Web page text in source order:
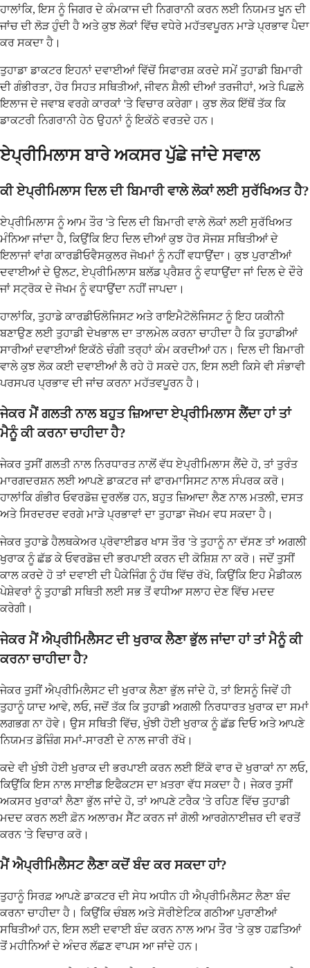
ਹਾਲਾਂਕਿ, ਇਸ ਨੂੰ ਜਿਗਰ ਦੇ ਕੰਮਕਾਜ ਦੀ ਨਿਗਰਾਨੀ ਕਰਨ ਲਈ ਨਿਯਮਤ ਖੂਨ ਦੀ
ਜਾਂਚ ਦੀ ਲੋੜ ਹੁੰਦੀ ਹੈ ਅਤੇ ਕੁਝ ਲੋਕਾਂ ਵਿੱਚ ਵਧੇਰੇ ਮਹੱਤਵਪੂਰਨ ਮਾੜੇ ਪ੍ਰਭਾਵ ਪੈਦਾ
ਕਰ ਸਕਦਾ ਹੈ।
ਤੁਹਾਡਾ ਡਾਕਟਰ ਇਹਨਾਂ ਦਵਾਈਆਂ ਵਿੱਚੋਂ ਸਿਫਾਰਸ਼ ਕਰਦੇ ਸਮੇਂ ਤੁਹਾਡੀ ਬਿਮਾਰੀ
ਦੀ ਗੰਭੀਰਤਾ, ਹੋਰ ਸਿਹਤ ਸਥਿਤੀਆਂ, ਜੀਵਨ ਸ਼ੈਲੀ ਦੀਆਂ ਤਰਜੀਹਾਂ, ਅਤੇ ਪਿਛਲੇ
ਇਲਾਜ ਦੇ ਜਵਾਬ ਵਰਗੇ ਕਾਰਕਾਂ 'ਤੇ ਵਿਚਾਰ ਕਰੇਗਾ। ਕੁਝ ਲੋਕ ਇੱਥੋਂ ਤੱਕ ਕਿ
ਡਾਕਟਰੀ ਨਿਗਰਾਨੀ ਹੇਠ ਉਹਨਾਂ ਨੂੰ ਇਕੱਠੇ ਵਰਤਦੇ ਹਨ।
ਏਪ੍ਰੀਮਿਲਾਸ ਬਾਰੇ ਅਕਸਰ ਪੁੱਛੇ ਜਾਂਦੇ ਸਵਾਲ
ਕੀ ਏਪ੍ਰੀਮਿਲਾਸ ਦਿਲ ਦੀ ਬਿਮਾਰੀ ਵਾਲੇ ਲੋਕਾਂ ਲਈ ਸੁਰੱਖਿਅਤ ਹੈ?
ਏਪ੍ਰੀਮਿਲਾਸ ਨੂੰ ਆਮ ਤੌਰ 'ਤੇ ਦਿਲ ਦੀ ਬਿਮਾਰੀ ਵਾਲੇ ਲੋਕਾਂ ਲਈ ਸੁਰੱਖਿਅਤ
ਮੰਨਿਆ ਜਾਂਦਾ ਹੈ, ਕਿਉਂਕਿ ਇਹ ਦਿਲ ਦੀਆਂ ਕੁਝ ਹੋਰ ਸੋਜਸ਼ ਸਥਿਤੀਆਂ ਦੇ
ਇਲਾਜਾਂ ਵਾਂਗ ਕਾਰਡੀਓਵੈਸਕੁਲਰ ਜੋਖਮਾਂ ਨੂੰ ਨਹੀਂ ਵਧਾਉਂਦਾ। ਕੁਝ ਪੁਰਾਣੀਆਂ
ਦਵਾਈਆਂ ਦੇ ਉਲਟ, ਏਪ੍ਰੀਮਿਲਾਸ ਬਲੱਡ ਪ੍ਰੈਸ਼ਰ ਨੂੰ ਵਧਾਉਂਦਾ ਜਾਂ ਦਿਲ ਦੇ ਦੌਰੇ
ਜਾਂ ਸਟ੍ਰੋਕ ਦੇ ਜੋਖਮ ਨੂੰ ਵਧਾਉਂਦਾ ਨਹੀਂ ਜਾਪਦਾ।
ਹਾਲਾਂਕਿ, ਤੁਹਾਡੇ ਕਾਰਡੀਓਲੋਜਿਸਟ ਅਤੇ ਰਾਇਮੈਟੋਲੋਜਿਸਟ ਨੂੰ ਇਹ ਯਕੀਨੀ
ਬਣਾਉਣ ਲਈ ਤੁਹਾਡੀ ਦੇਖਭਾਲ ਦਾ ਤਾਲਮੇਲ ਕਰਨਾ ਚਾਹੀਦਾ ਹੈ ਕਿ ਤੁਹਾਡੀਆਂ
ਸਾਰੀਆਂ ਦਵਾਈਆਂ ਇਕੱਠੇ ਚੰਗੀ ਤਰ੍ਹਾਂ ਕੰਮ ਕਰਦੀਆਂ ਹਨ। ਦਿਲ ਦੀ ਬਿਮਾਰੀ
ਵਾਲੇ ਕੁਝ ਲੋਕ ਕਈ ਦਵਾਈਆਂ ਲੈ ਰਹੇ ਹੋ ਸਕਦੇ ਹਨ, ਇਸ ਲਈ ਕਿਸੇ ਵੀ ਸੰਭਾਵੀ
ਪਰਸਪਰ ਪ੍ਰਭਾਵ ਦੀ ਜਾਂਚ ਕਰਨਾ ਮਹੱਤਵਪੂਰਨ ਹੈ।
ਜੇਕਰ ਮੈਂ ਗਲਤੀ ਨਾਲ ਬਹੁਤ ਜ਼ਿਆਦਾ ਏਪ੍ਰੀਮਿਲਾਸ ਲੈਂਦਾ ਹਾਂ ਤਾਂ
ਮੈਨੂੰ ਕੀ ਕਰਨਾ ਚਾਹੀਦਾ ਹੈ?
ਜੇਕਰ ਤੁਸੀਂ ਗਲਤੀ ਨਾਲ ਨਿਰਧਾਰਤ ਨਾਲੋਂ ਵੱਧ ਏਪ੍ਰੀਮਿਲਾਸ ਲੈਂਦੇ ਹੋ, ਤਾਂ ਤੁਰੰਤ
ਮਾਰਗਦਰਸ਼ਨ ਲਈ ਆਪਣੇ ਡਾਕਟਰ ਜਾਂ ਫਾਰਮਾਸਿਸਟ ਨਾਲ ਸੰਪਰਕ ਕਰੋ।
ਹਾਲਾਂਕਿ ਗੰਭੀਰ ਓਵਰਡੋਜ਼ ਦੁਰਲੱਭ ਹਨ, ਬਹੁਤ ਜ਼ਿਆਦਾ ਲੈਣ ਨਾਲ ਮਤਲੀ, ਦਸਤ
ਅਤੇ ਸਿਰਦਰਦ ਵਰਗੇ ਮਾੜੇ ਪ੍ਰਭਾਵਾਂ ਦਾ ਤੁਹਾਡਾ ਜੋਖਮ ਵਧ ਸਕਦਾ ਹੈ।
ਜੇਕਰ ਤੁਹਾਡੇ ਹੈਲਥਕੇਅਰ ਪ੍ਰੋਵਾਈਡਰ ਖਾਸ ਤੌਰ 'ਤੇ ਤੁਹਾਨੂੰ ਨਾ ਦੱਸਣ ਤਾਂ ਅਗਲੀ
ਖੁਰਾਕ ਨੂੰ ਛੱਡ ਕੇ ਓਵਰਡੋਜ਼ ਦੀ ਭਰਪਾਈ ਕਰਨ ਦੀ ਕੋਸ਼ਿਸ਼ ਨਾ ਕਰੋ। ਜਦੋਂ ਤੁਸੀਂ
ਕਾਲ ਕਰਦੇ ਹੋ ਤਾਂ ਦਵਾਈ ਦੀ ਪੈਕੇਜਿੰਗ ਨੂੰ ਹੱਥ ਵਿੱਚ ਰੱਖੋ, ਕਿਉਂਕਿ ਇਹ ਮੈਡੀਕਲ
ਪੇਸ਼ੇਵਰਾਂ ਨੂੰ ਤੁਹਾਡੀ ਸਥਿਤੀ ਲਈ ਸਭ ਤੋਂ ਵਧੀਆ ਸਲਾਹ ਦੇਣ ਵਿੱਚ ਮਦਦ
ਕਰੇਗੀ।
ਜੇਕਰ ਮੈਂ ਐਪ੍ਰੀਮਿਲੈਸਟ ਦੀ ਖੁਰਾਕ ਲੈਣਾ ਭੁੱਲ ਜਾਂਦਾ ਹਾਂ ਤਾਂ ਮੈਨੂੰ ਕੀ
ਕਰਨਾ ਚਾਹੀਦਾ ਹੈ?
ਜੇਕਰ ਤੁਸੀਂ ਐਪ੍ਰੀਮਿਲੈਸਟ ਦੀ ਖੁਰਾਕ ਲੈਣਾ ਭੁੱਲ ਜਾਂਦੇ ਹੋ, ਤਾਂ ਇਸਨੂੰ ਜਿਵੇਂ ਹੀ
ਤੁਹਾਨੂੰ ਯਾਦ ਆਵੇ, ਲਓ, ਜਦੋਂ ਤੱਕ ਕਿ ਤੁਹਾਡੀ ਅਗਲੀ ਨਿਰਧਾਰਤ ਖੁਰਾਕ ਦਾ ਸਮਾਂ
ਲਗਭਗ ਨਾ ਹੋਵੇ। ਉਸ ਸਥਿਤੀ ਵਿੱਚ, ਖੁੰਝੀ ਹੋਈ ਖੁਰਾਕ ਨੂੰ ਛੱਡ ਦਿਓ ਅਤੇ ਆਪਣੇ
ਨਿਯਮਤ ਡੋਜ਼ਿੰਗ ਸਮਾਂ-ਸਾਰਣੀ ਦੇ ਨਾਲ ਜਾਰੀ ਰੱਖੋ।
ਕਦੇ ਵੀ ਖੁੰਝੀ ਹੋਈ ਖੁਰਾਕ ਦੀ ਭਰਪਾਈ ਕਰਨ ਲਈ ਇੱਕੋ ਵਾਰ ਦੋ ਖੁਰਾਕਾਂ ਨਾ ਲਓ,
ਕਿਉਂਕਿ ਇਸ ਨਾਲ ਸਾਈਡ ਇਫੈਕਟਸ ਦਾ ਖ਼ਤਰਾ ਵੱਧ ਸਕਦਾ ਹੈ। ਜੇਕਰ ਤੁਸੀਂ
ਅਕਸਰ ਖੁਰਾਕਾਂ ਲੈਣਾ ਭੁੱਲ ਜਾਂਦੇ ਹੋ, ਤਾਂ ਆਪਣੇ ਟਰੈਕ 'ਤੇ ਰਹਿਣ ਵਿੱਚ ਤੁਹਾਡੀ
ਮਦਦ ਕਰਨ ਲਈ ਫ਼ੋਨ ਅਲਾਰਮ ਸੈੱਟ ਕਰਨ ਜਾਂ ਗੋਲੀ ਆਰਗੇਨਾਈਜ਼ਰ ਦੀ ਵਰਤੋਂ
ਕਰਨ 'ਤੇ ਵਿਚਾਰ ਕਰੋ।
ਮੈਂ ਐਪ੍ਰੀਮਿਲੈਸਟ ਲੈਣਾ ਕਦੋਂ ਬੰਦ ਕਰ ਸਕਦਾ ਹਾਂ?
ਤੁਹਾਨੂੰ ਸਿਰਫ਼ ਆਪਣੇ ਡਾਕਟਰ ਦੀ ਸੇਧ ਅਧੀਨ ਹੀ ਐਪ੍ਰੀਮਿਲੈਸਟ ਲੈਣਾ ਬੰਦ
ਕਰਨਾ ਚਾਹੀਦਾ ਹੈ। ਕਿਉਂਕਿ ਚੰਬਲ ਅਤੇ ਸੋਰੀਏਟਿਕ ਗਠੀਆ ਪੁਰਾਣੀਆਂ
ਸਥਿਤੀਆਂ ਹਨ, ਇਸ ਲਈ ਦਵਾਈ ਬੰਦ ਕਰਨ ਨਾਲ ਆਮ ਤੌਰ 'ਤੇ ਕੁਝ ਹਫ਼ਤਿਆਂ
ਤੋਂ ਮਹੀਨਿਆਂ ਦੇ ਅੰਦਰ ਲੱਛਣ ਵਾਪਸ ਆ ਜਾਂਦੇ ਹਨ।